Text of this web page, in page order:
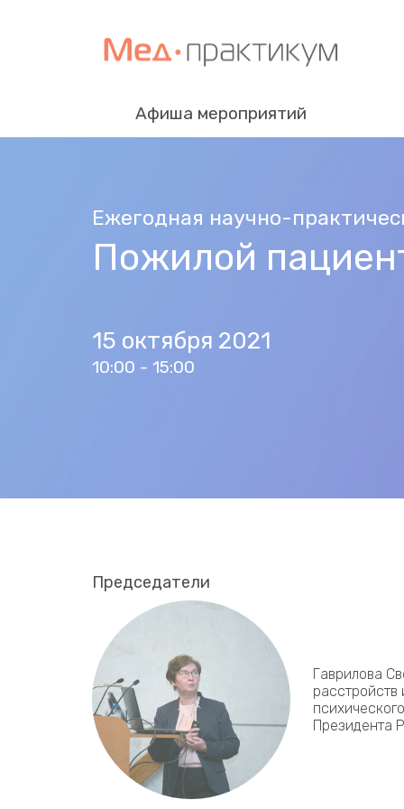
Афиша мероприятий
Ежегодная научно-
Пожилой
15 октября 2021
10:00 - 15:00
Председатели
Гаврилова
Президента